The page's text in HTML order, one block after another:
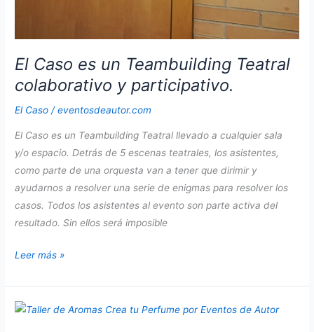
El Caso es un Teambuilding Teatral
colaborativo y participativo.
El Caso /eventosdeautor.com
El Caso es un Teambuilding Teatral llevado a cualquier sala
y/o espacio. Detrás de 5 escenas teatrales, los asistentes,
como parte de una orquesta van a tener que dirimir y
ayudarnos a resolver una serie de enigmas para resolver los
casos. Todos los asistentes al evento son parte activa del
resultado. Sin ellos será imposible
El
es
un
Leer más »